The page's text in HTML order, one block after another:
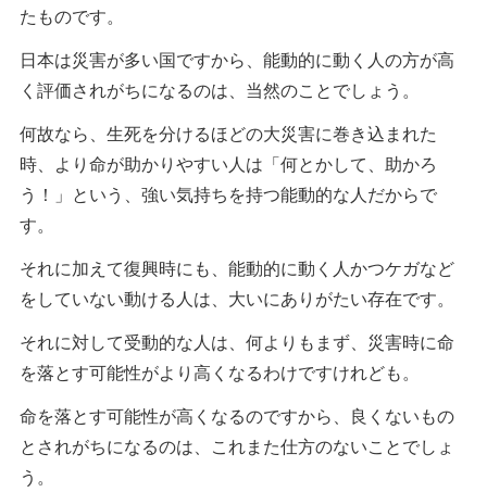
たものです。
日本は災害が多い国ですから、能動的に動く人の方が高
く評価されがちになるのは、当然のことでしょう。
何故なら、生死を分けるほどの大災害に巻き込まれた
時、より命が助かりやすい人は「何とかして、助かろ
う！」という、強い気持ちを持つ能動的な人だからで
す。
それに加えて復興時にも、能動的に動く人かつケガなど
をしていない動ける人は、大いにありがたい存在です。
それに対して受動的な人は、何よりもまず、災害時に命
を落とす可能性がより高くなるわけですけれども。
命を落とす可能性が高くなるのですから、良くないもの
とされがちになるのは、これまた仕方のないことでしょ
う。